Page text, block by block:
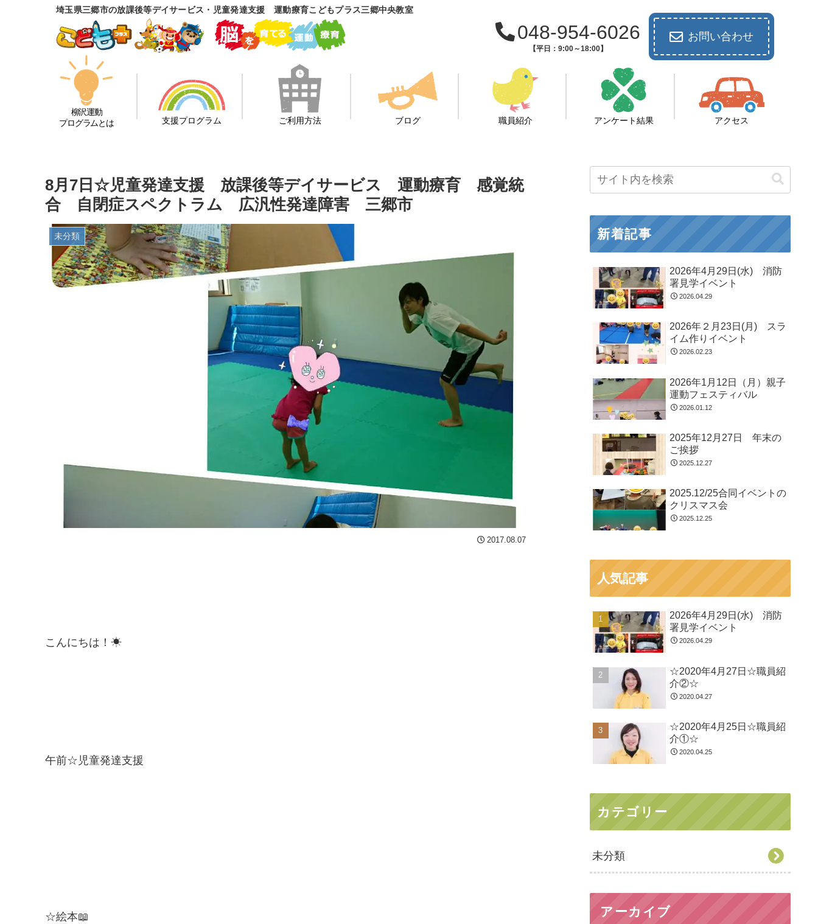
埼玉県三郷市の放課後等デイサービス・児童発達支援 運動療育こどもプラス三郷中央教室
048-954-6026
【平日：9:00～18:00】
お問い合わせ
柳沢運動
プログラムとは
支援プログラム ご利用方法 ブログ 職員紹介 アンケート結果 アクセス
8月7日☆児童発達支援 放課後等デイサービス 運動療育 感覚統
合 自閉症スペクトラム 広汎性発達障害 三郷市
未分類
2017.08.07
こんにちは！☀
午前☆児童発達支援
☆絵本📖
新着記事
2026年4月29日(水) 消防
署見学イベント
2026.04.29
2026年２月23日(月) スラ
イム作りイベント
2026.02.23
2026年1月12日（月）親子
運動フェスティバル
2026.01.12
2025年12月27日 年末の
ご挨拶
2025.12.27
2025.12/25合同イベントの
クリスマス会
2025.12.25
人気記事
2026年4月29日(水) 消防
署見学イベント
2026.04.29
☆2020年4月27日☆職員紹
介②☆
2020.04.27
☆2020年4月25日☆職員紹
介①☆
2020.04.25
カテゴリー
未分類
アーカイブ